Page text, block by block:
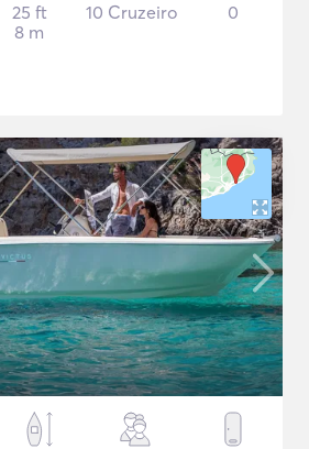
25 ft
8 m
10 Cruzeiro 0